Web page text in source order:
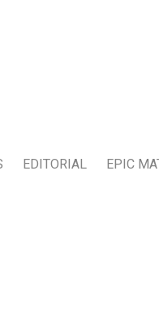
EDITORIAL EPIC